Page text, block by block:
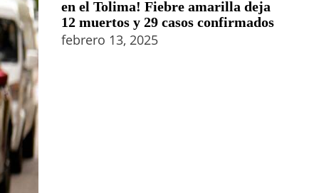
en el Tolima! Fiebre amarilla deja
12 muertos y 29 casos confirmados
febrero 13, 2025